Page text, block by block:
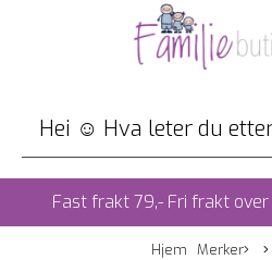
Fast frakt 79,- Fri frakt over
Hjem Merker